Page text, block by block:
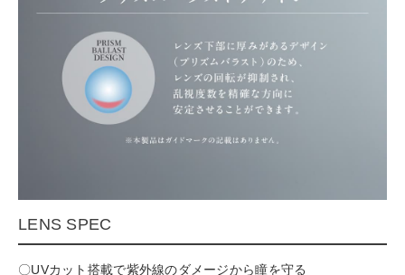
LENS SPEC
〇UVカット搭載で紫外線のダメージから瞳を守る